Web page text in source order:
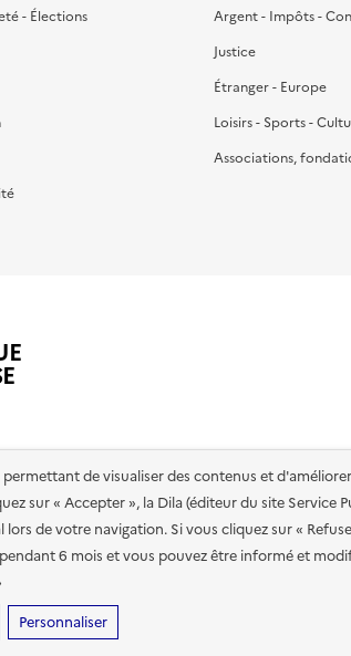
permettant de visualiser des contenus et
sur « Accepter », la Dila (éditeur du site Service
de votre navigation. Si vous cliquez sur «
6 mois et vous pouvez être informé et
Personnaliser
- Élections
Argent - Impôts -
Justice
Étranger - Europe
Loisirs - Sports -
Associations,
: totalement conforme